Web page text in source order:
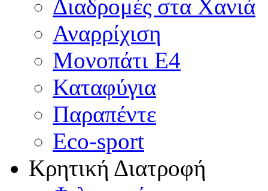
Διαδρομές στα Χανιά
Αναρρίχιση
Μονοπάτι Ε4
Καταφύγια
Παραπέντε
Eco-sport
Κρητική Διατροφή